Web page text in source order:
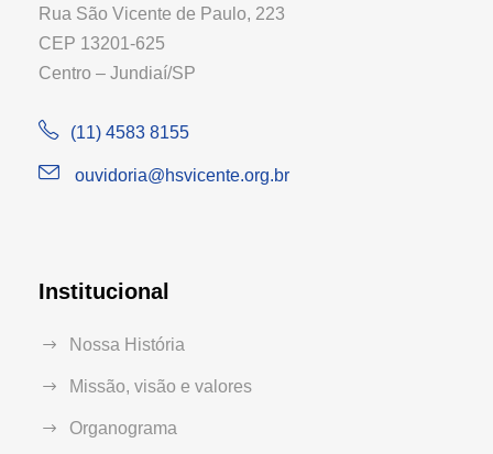
Rua São Vicente de Paulo, 223
CEP 13201-625
Centro – Jundiaí/SP
(11) 4583 8155
ouvidoria@hsvicente.org.br
Institucional
Nossa História
Missão, visão e valores
Organograma